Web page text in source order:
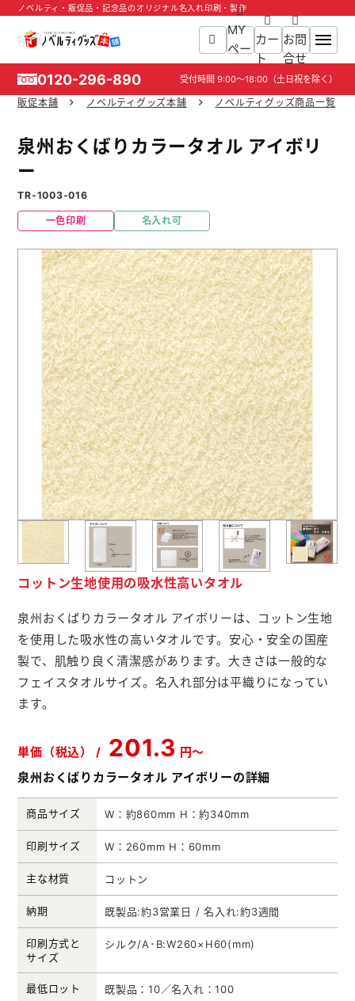
ノベルティ・販促品・記念品のオリジナル名入れ印刷・製作
MY
ペー
ジ
カー
ト
お問
合せ
0120-296-890 受付時間 9:00～18:00（土日祝を除く）
商品一覧
ご利用ガイド
入稿ガイド
スタッフ紹介
お役立ち情報
よくあるご質問
名入れ印刷方法
会社概要 お問い合わせ
ポケットティッシュ本舗
カイロ本舗
キャンディー本舗
クリアファイル本舗
うちわ本舗
扇子本舗
ノベルティグッズ本舗
販促本舗 ノベルティグッズ本舗 ノベルティグッズ商品一覧
泉州おくばりカラータオル アイボリ
ー
TR-1003-016
一色印刷 名入れ可
コットン生地使用の吸水性高いタオル
泉州おくばりカラータオル アイボリーは、コットン生地
を使用した吸水性の高いタオルです。安心・安全の国産
製で、肌触り良く清潔感があります。大きさは一般的な
フェイスタオルサイズ。名入れ部分は平織りになってい
ます。
単価（税込） / 201.3 円～
泉州おくばりカラータオル アイボリーの詳細
商品サイズ W：約860mm H：約340mm
印刷サイズ W：260mm H：60mm
主な材質 コットン
納期 既製品:約3営業日 / 名入れ:約3週間
印刷方式と
サイズ
シルク/A･B:W260×H60(mm)
最低ロット 既製品：10／名入れ：100